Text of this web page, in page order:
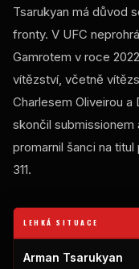
Tsarukyan má důvod
fronty. V UFC
Gamrotem v roce
vítězství, včetně
Charlesem Oliveirou
skončil submissionem
promarnil šanci na
311.
LEHKÁ SITUACE
Arman Tsarukyan